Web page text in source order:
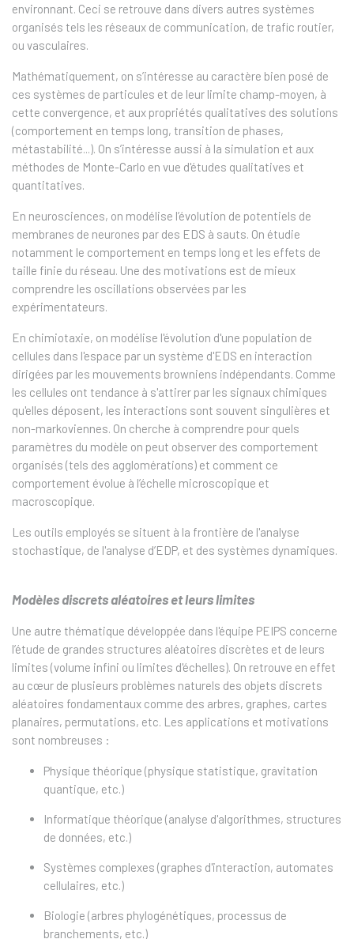
environnant. Ceci se retrouve dans divers autres systèmes
organisés tels les réseaux de communication, de trafic routier,
ou vasculaires.
Mathématiquement, on s’intéresse au caractère bien posé de
ces systèmes de particules et de leur limite champ-moyen, à
cette convergence, et aux propriétés qualitatives des solutions
(comportement en temps long, transition de phases,
métastabilité...). On s’intéresse aussi à la simulation et aux
méthodes de Monte-Carlo en vue d'études qualitatives et
quantitatives.
En neurosciences, on modélise l’évolution de potentiels de
membranes de neurones par des EDS à sauts. On étudie
notamment le comportement en temps long et les effets de
taille finie du réseau. Une des motivations est de mieux
comprendre les oscillations observées par les
expérimentateurs.
En chimiotaxie, on modélise l'évolution d'une population de
cellules dans l'espace par un système d'EDS en interaction
dirigées par les mouvements browniens indépendants. Comme
les cellules ont tendance à s'attirer par les signaux chimiques
qu'elles déposent, les interactions sont souvent singulières et
non-markoviennes. On cherche à comprendre pour quels
paramètres du modèle on peut observer des comportement
organisés (tels des agglomérations) et comment ce
comportement évolue à l’échelle microscopique et
macroscopique.
Les outils employés se situent à la frontière de l'analyse
stochastique, de l'analyse d’EDP, et des systèmes dynamiques.
Modèles discrets aléatoires et leurs limites
Une autre thématique développée dans l'équipe PEIPS concerne
l’étude de grandes structures aléatoires discrètes et de leurs
limites (volume infini ou limites d'échelles). On retrouve en effet
au cœur de plusieurs problèmes naturels des objets discrets
aléatoires fondamentaux comme des arbres, graphes, cartes
planaires, permutations, etc. Les applications et motivations
sont nombreuses :
Physique théorique (physique statistique, gravitation
quantique, etc.)
Informatique théorique (analyse d'algorithmes, structures
de données, etc.)
Systèmes complexes (graphes d'interaction, automates
cellulaires, etc.)
Biologie (arbres phylogénétiques, processus de
branchements, etc.)